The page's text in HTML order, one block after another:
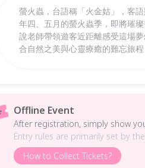
螢火蟲，台語稱「火金姑」，客
年四、五月的螢火蟲季，即將璀
說老師帶領遊客近距離感受這場
合自然之美與心靈療癒的難忘旅程
Offline Event
After registration, simply show
Entry rules are primarily set by
How to Collect Tickets?